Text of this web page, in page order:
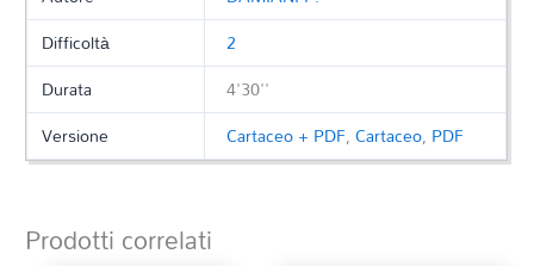
Difficoltà
2
Durata
4'30''
Versione
Cartaceo + PDF,Cartaceo, PDF
Prodotti correlati